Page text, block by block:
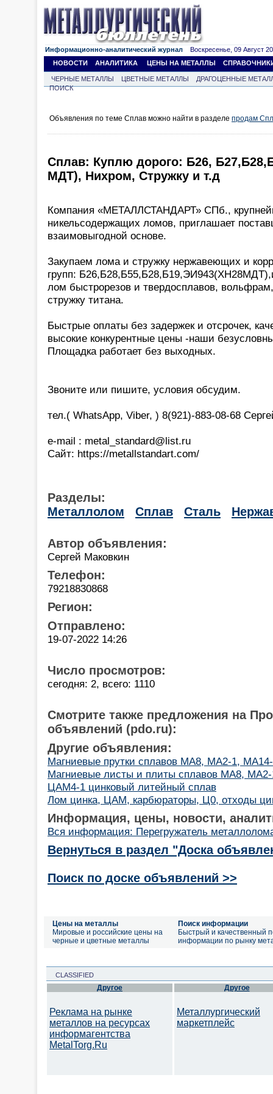
Информационно-аналитический журнал Воскресенье, 09 Август
НОВОСТИ
АНАЛИТИКА ЦЕНЫ НА МЕТАЛЛЫ
ЧЕРНЫЕ МЕТАЛЛЫ ЦВЕТНЫЕ МЕТАЛЛЫ
ДРАГОЦЕННЫЕ
ПОИСК
Объявления по теме Сплав можно найти в разделе продам
Сплав: Куплю дорого: Б26,
МДТ), Нихром, Стружку и т.д
Компания «МЕТАЛЛСТАНДАРТ» СПб.,
никельсодержащих ломов, приглашает
взаимовыгодной основе.
Закупаем лома и стружку нержавеющих и
групп:
лом быстрорезов и твердосплавов,
стружку титана.
Быстрые оплаты без задержек и отсрочек,
высокие конкурентные цены -наши
Площадка работает без выходных.
Звоните или пишите, условия обсудим.
тел.( WhatsApp, Viber, ) 8(921)-883-08-68
e-mail : metal_standard@list.ru
Сайт: https://metallstandart.com/
Разделы:
Металлолом
Сплав Сталь
Автор объявления:
Сергей Маковкин
Телефон:
79218830868
Регион:
Отправлено:
19-07-2022 14:26
Число просмотров:
сегодня: 2, всего: 1110
Смотрите также предложения на
объявлений (pdo.ru):
Другие объявления:
Магниевые прутки сплавов МА8, МА2-1,
Магниевые листы и плиты сплавов МА8,
ЦАМ4-1 цинковый литейный сплав
Лом цинка, ЦАМ, карбюраторы, Ц0, отходы
Информация, цены, новости,
Вся информация: Перегружатель
Вернуться в раздел "Доска
Поиск по доске объявлений >>
Цены на металлы
Мировые и российские цены на
черные и цветные металлы
Поиск информации
Быстрый и качественный
информации по рынку
CLASSIFIED
Другое
Реклама на рынке
металлов на ресурсах
информагентства
MetalTorg.Ru
Другое
Металлургический
маркетплейс